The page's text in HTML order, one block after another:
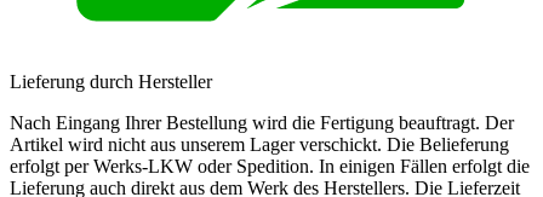
Lieferung durch Hersteller
Nach Eingang Ihrer Bestellung wird die Fertigung beauftragt. Der
Artikel wird nicht aus unserem Lager verschickt. Die Belieferung
erfolgt per Werks-LKW oder Spedition. In einigen Fällen erfolgt die
Lieferung auch direkt aus dem Werk des Herstellers. Die Lieferzeit